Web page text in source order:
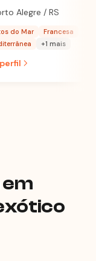
Alegre / RS
do Mar
Francesa
+1 mais